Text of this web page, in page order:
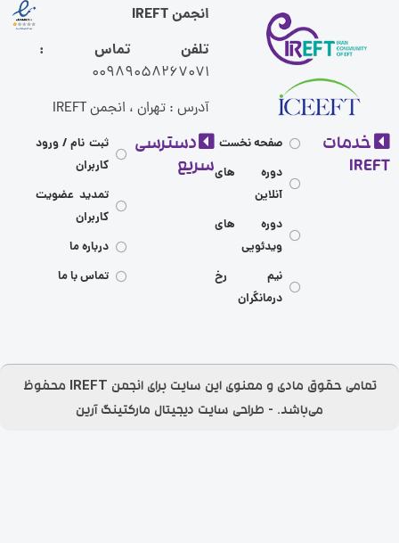
تلفن تماس :
00989058267071
آدرس : تهران ، انجمن IREFT
صفحه نخست
دوره های
دوره های
ویدئویی
نیم رخ
درمانگران
دسترسی
سریع
ثبت نام / ورود
تمدید عضویت
درباره ما
تماس با ما
تمامی حقوق مادی و معنوی این سایت برای انجمن IREFT محفوظ
می‌باشد.​ - طراحی سایتدیجیتال مارکتینگ آرین